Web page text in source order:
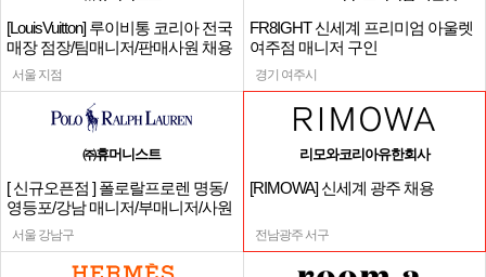
[LouisVuitton] 루이비통 코리아 전국
매장 점장/팀매니저/판매사원 채용
서울 지점
FR8IGHT 신세계 프리미엄 아울렛
여주점 매니저 구인
경기 여주시
㈜휴머니스트
[ 신규오픈점 ] 폴로랄프로렌 명동/
영등포/강남 매니저/부매니저/사원
서울 강남구
리모와코리아유한회사
[RIMOWA] 신세계 광주 채용
전남광주 서구